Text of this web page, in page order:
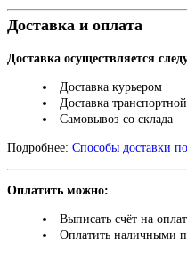
Доставка и оплата
Доставка осуществляется
Доставка курьером
Доставка
Самовывоз со склада
Подробнее: Способы доставки
Оплатить можно:
Выписать счёт на
Оплатить наличными